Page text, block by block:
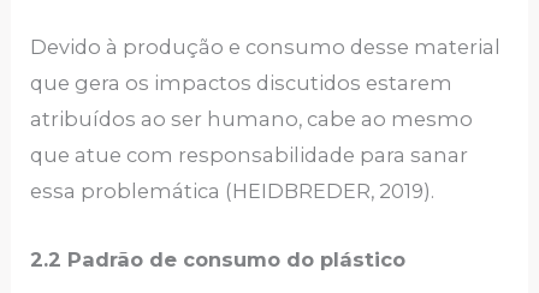
Devido à produção e consumo desse material
que gera os impactos discutidos estarem
atribuídos ao ser humano, cabe ao mesmo
que atue com responsabilidade para sanar
essa problemática (HEIDBREDER, 2019).
2.2 Padrão de consumo do plástico